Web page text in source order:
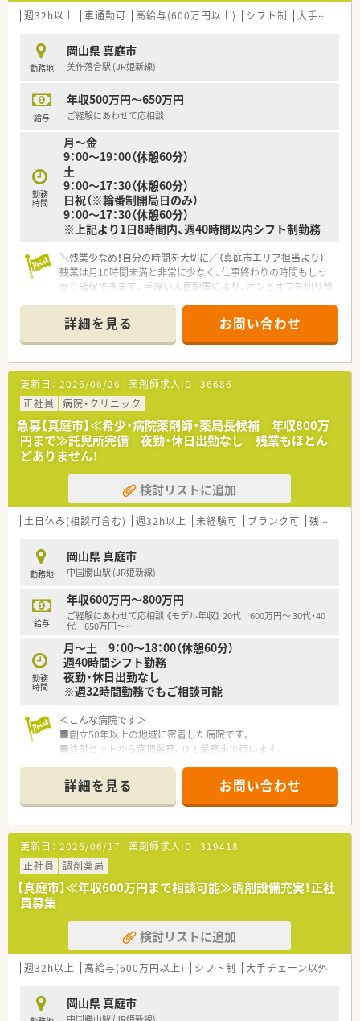
復職の際もスムーズに復帰することが可能です。
あり、社員同士の交流を深めることで、仕事での連携も深め、よ
り良い仕事ができるようにしています。
■各店舗アロマテラピーを取り入れたり、OTC医薬品だけでなく
薬局づくりを心がけています。
■業務における自分の頑張りをしっかりと評価してもらいたい
方
■ただ調剤をするだけでなく、イベントなど様々な催しを通して
地域住民の方と交流を深めたい方
週32h以上 車通勤可 高給与(600万円以上) シフト制 大手チェーン以外
勤務地
岡山県 真庭市
美作落合駅 (JR姫新線)
給与
年収500万円～650万円
ご経験にあわせて応相談
勤務
時間
月～金
9：00～19：00（休憩60分）
土
9：00～17：30（休憩60分）
日祝（※輪番制開局日のみ）
9：00～17：30（休憩60分）
※上記より1日8時間内、週40時間以内シフト制勤務
＼残業少なめ！自分の時間を大切に／（真庭市エリア担当より）
残業は月10時間未満と非常に少なく、仕事終わりの時間もしっ
かり確保できます。手厚い人員配置により、オンとオフを切り替
【店舗情報と応需状況について】
■美作落合駅から徒歩7分程度の好立地にある店舗で、門前にあ
る総合病院から幅広い科目の処方箋を毎日応需しています。
■1日あたりの処方箋枚数は約110枚ですが、薬剤師は常時7名在
籍しているため、一人ひとりが余裕を持って業務に励めます。
■呼吸器科や内科をはじめ、心療内科や脳外科など多種多様な処
方に触れることができ、地域医療の要として機能している店舗で
す。
【募集背景と求める人物像について】
■今回は退職者の発生に伴う欠員補充および体制強化のための
増員募集となっており、意欲ある薬剤師の方を幅広く募っていま
す。
■実務経験の有無や年齢は一切問いませんので、地域の方々に感
います。
■多忙な時間帯でも周囲のスタッフと協力しながら、正確かつ迅
速な調剤業務を心がけていただける協調性のある方を求めてい
ます。
【法人特徴について】
■岡山県内の真庭市や岡山市、総社市を中心に地域密着型の店舗
展開を行っており、地元に根差した安定経営を続けている法人で
す。
■共生という企業理念を掲げており、患者様だけでなく共に働く
仲間に対しても感謝の気持ちを忘れない社風が大きな特徴で
■業績に連動した昇給制度や年2回の賞与支給など、頑張りがし
っかりと還元される仕組みが整っているため長く安心して働け
ます。
【求人情報について】
■正社員としてお迎えし、年収はご経験や前職の給与を考慮した
上で最大650万円という高水準な条件でのご相談が可能となっ
ています。
■昇給は年1回4月に実施されており、日々の業務への取り組み
や成果が着実に給与へ反映される公平な評価制度を導入してい
ます。
■各種社会保険の完備はもちろんのこと、長く勤めていただいた
方を対象とした退職金制度も用意されており福利厚生も充実し
詳細を見る お問い合わせ
更新日： 2026/06/26 薬剤師求人ID： 36686
正社員
病院・クリニック
急募【真庭市】≪希少・病院薬剤師・薬局長候補 年収800万
円まで≫託児所完備 夜勤・休日出勤なし 残業もほとん
どありません！
検討リストに追加
土日休み(相談可含む) 週32h以上 未経験可 ブランク可 残業なし(ほぼなし含む)
勤務地
岡山県 真庭市
中国勝山駅 (JR姫新線)
給与
年収600万円～800万円
ご経験にあわせて応相談 《モデル年収》 20代 600万円～ 30代・40
代 650万円～…
勤務
時間
月～土 9：00～18：00（休憩60分）
週40時間シフト勤務
夜勤・休日出勤なし
※週32時間勤務でもご相談可能
＜こんな病院です＞
■創立50年以上の地域に密着した病院です。
■注射セットから病棟業務、ＤＩ業務まで行います。
■残業は月全体でも5時間程度。1日あたり15分程度となりま
す。
＜業務内容＞
■処方箋による調剤業務、服薬指導、薬剤情報の提供など
＜研修制度＞
■現場の先輩薬剤師より指導を受けて頂きます。
■大学病院とも連携しており、外部とも交流する機会がありま
＜こんな方にもオススメ＞
■病院経験のある方
■幅広い科目を扱う病院でスキルをアップさせたい方
詳細を見る お問い合わせ
更新日： 2026/06/17 薬剤師求人ID： 319418
正社員
調剤薬局
【真庭市】≪年収600万円まで相談可能≫調剤設備充実！正社
員募集
検討リストに追加
週32h以上 高給与(600万円以上) シフト制 大手チェーン以外
岡山県 真庭市